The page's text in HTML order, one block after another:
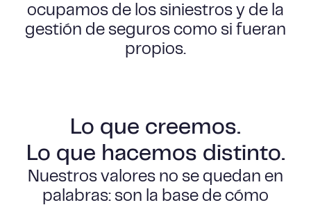
ocupamos de los siniestros y de la
gestión de seguros como si fueran
propios.
Lo que creemos.
Lo que hacemos distinto.
Nuestros valores no se quedan en
palabras: son la base de cómo